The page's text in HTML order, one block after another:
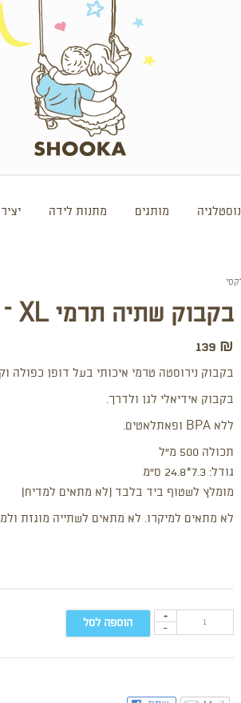
נוסטלגיה מותגים מתנות לידה
בקבוק שתיה תרמי XL – גלקסי
139 ₪
בקבוק נירוסטה טרמי איכותי בעל דופן כפולה
בקבוק אידיאלי לגן ולדרך.
ללא BPA ופאתלאטים.
תכולה 500 מ”ל
גודל: 7.3*24.8 ס”מ
מומלץ לשטוף ביד בלבד (לא מתאים למדיח)
לא מתאים למיקרו. לא מתאים לשתייה מוגזת
-
+ הוספה לסל